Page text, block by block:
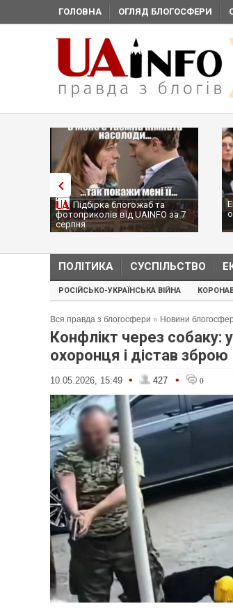
ГОЛОВНА ОГЛЯД БЛОГОСФЕРИ
Підбірка блогожаб та
фотоприколів від UAINFO за 7
серпня
ПОЛІТИКА СУСПІЛЬСТВО
РОСІЙСЬКО-УКРАЇНСЬКА ВІЙНА
Вся правда з блогосфери » Новини
Конфлікт через собаку:
охоронця і дістав зброю
10.05.2026, 15:49 • 427 • 0